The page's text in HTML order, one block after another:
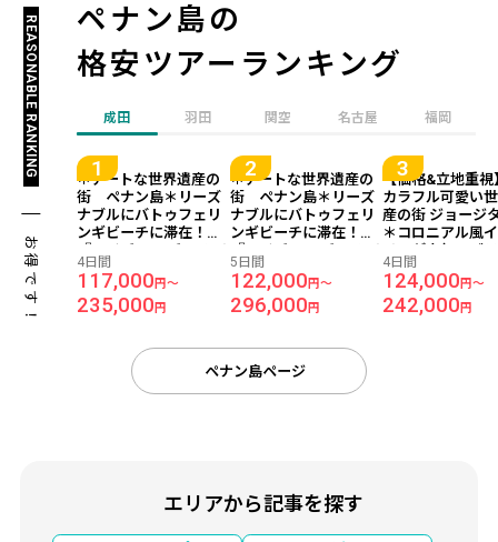
ペナン島の
格安ツアーランキング
REASONABLE RANKING
お得です！
成田 羽田 関空 名古屋 福岡
＊アートな世界遺産の
街 ペナン島＊リーズ
ナブルにバトゥフェリ
ンギビーチに滞在！
ゾート』宿泊 ≪成田午
前発/シンガポール航空
利用/ペナン島 2泊4日
4日間
117,000円～
235,000円
＊アートな世界遺産の
街 ペナン島＊リーズ
ナブルにバトゥフェリ
ンギビーチに滞在！
ゾート』宿泊 ≪成田午
前発/シンガポール航空
利用/ペナン島 3泊5日
5日間
122,000 円～
296,000 円
【価格&立地重視
カラフル可愛い
産の街 ジョージ
＊コロニアル風
クホテル『アレ
ル』宿泊 ≪成田
発/シンガポール
4日間
124,000円～
242,000円
ペナン島ページ
エリアから記事を探す